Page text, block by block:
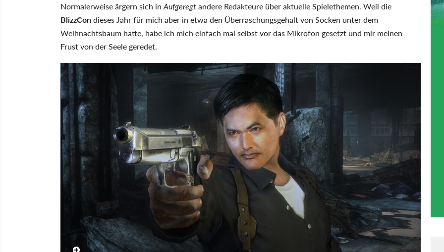
Normalerweise ärgern sich inAufgeregtandere Redakteure über aktuelle Spielethemen. Weil die
BlizzCondieses Jahr für mich aber in etwa den Überraschungsgehalt von Socken unter dem
Weihnachtsbaum hatte, habe ich mich einfach mal selbst vor das Mikrofon gesetzt und mir meinen
Frust von der Seele geredet.